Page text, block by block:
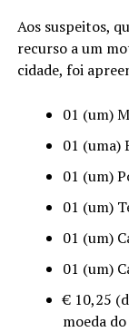
Aos suspeitos,
recurso a um
cidade, foi
01 (um)
01 (uma)
01 (um)
01 (um)
01 (um)
01 (um)
€ 10,25
moeda do